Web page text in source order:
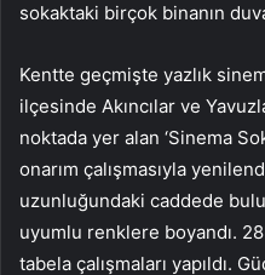
sokaktaki birçok binanın
Kentte geçmişte yazlık
ilçesinde Akıncılar ve
noktada yer alan ‘Sinema
onarım çalışmasıyla
uzunluğundaki caddede
uyumlu renklere boyandı.
tabela çalışmaları yapıldı.